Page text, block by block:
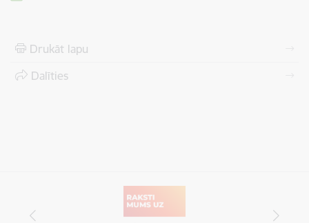
Drukāt lapu
Dalīties